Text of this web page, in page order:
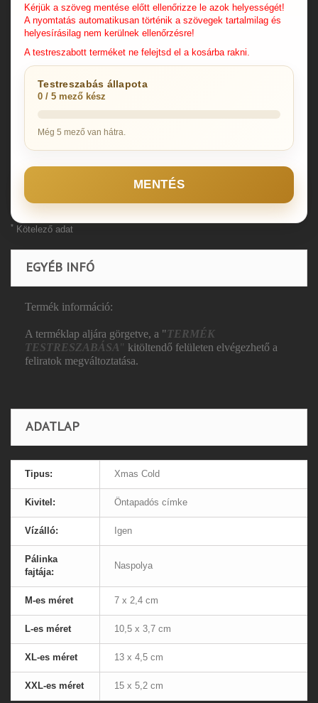
Kérjük a szöveg mentése előtt ellenőrizze le azok helyességét!
A nyomtatás automatikusan történik a szövegek tartalmilag és
helyesírásilag nem kerülnek ellenőrzésre!
A testreszabott terméket ne felejtsd el a kosárba rakni.
Testreszabás állapota
0 / 5 mező kész
Még 5 mező van hátra.
MENTÉS
* Kötelező adat
EGYÉB INFÓ
Termék információ:
A terméklap aljára görgetve, a "TERMÉK
TESTRESZABÁSA" kitöltendő felületen elvégezhető a
feliratok megváltoztatása.
ADATLAP
Tipus: Xmas Cold
Kivitel: Öntapadós címke
Vízálló: Igen
Pálinka
fajtája:
Naspolya
M-es méret 7 x 2,4 cm
L-es méret 10,5 x 3,7 cm
XL-es méret 13 x 4,5 cm
XXL-es méret 15 x 5,2 cm